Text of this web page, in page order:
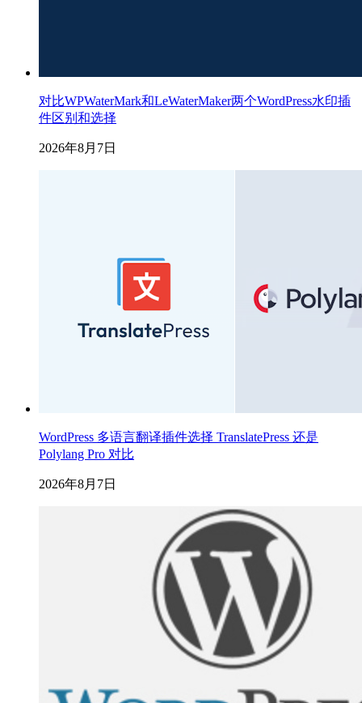
对比WPWaterMark和LeWaterMaker两个WordPress水印插
件区别和选择
2026年8月7日
WordPress 多语言翻译插件选择 TranslatePress 还是
Polylang Pro 对比
2026年8月7日